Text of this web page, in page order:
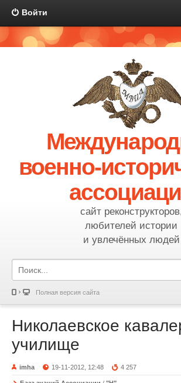
Войти
военно-
сайт
любителей истории
и увлечённых людей
Полная версия сайта
Николаевское
училище
imha 19-11-2012, 12:48 4 257